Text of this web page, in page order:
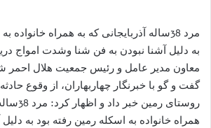
مرد 38ساله آذربایجانی که به همراه
به دلیل آشنا نبودن به فن شنا وشدت امواج
معاون مدیر عامل و رئیس جمعیت هلال احمر
گفت و گو با خبرنگار چهاربهاران، از وقوع
روستای
همراه خانواده به اسکله رمین رفته بود به